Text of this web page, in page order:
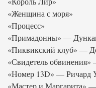
«Женщина с моря»
«Процесс»
«Примадонны» —
«Пиквикский клуб» —
«Свидетель
«Номер 13D» — Ричард
«Мастер и Маргарита»